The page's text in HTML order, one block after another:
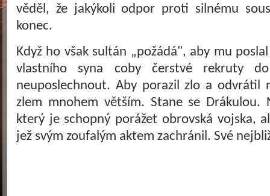
věděl, že jakýkoli odpor proti silnému
konec.
Když ho však sultán „požádá", aby mu
vlastního syna coby čerstvé rekruty
neuposlechnout. Aby porazil zlo a odvrátil
zlem mnohem větším. Stane se Drákulou.
který je schopný porážet obrovská vojska,
jež svým zoufalým aktem zachránil. Své